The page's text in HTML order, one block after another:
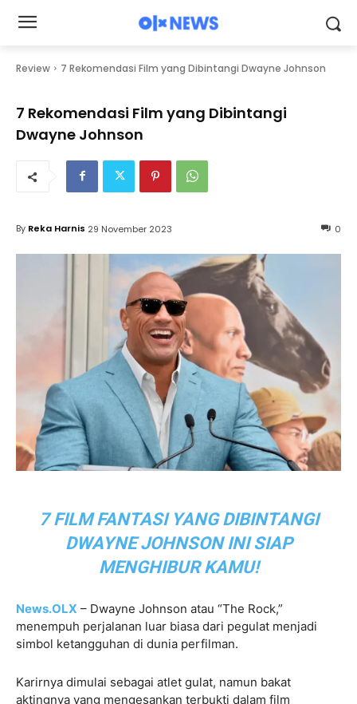
Review 7 Rekomendasi Film yang Dibintangi Dwayne Johnson
7 Rekomendasi Film yang Dibintangi
Dwayne Johnson
0
By Reka Harnis 29 November 2023
7 FILM FANTASI YANG DIBINTANGI
DWAYNE JOHNSON INI SIAP
MENGHIBUR KAMU!
News.OLX – Dwayne Johnson atau “The Rock,”
menempuh perjalanan luar biasa dari pegulat menjadi
simbol ketangguhan di dunia perfilman.
Karirnya dimulai sebagai atlet gulat, namun bakat
aktingnya yang mengesankan terbukti dalam film